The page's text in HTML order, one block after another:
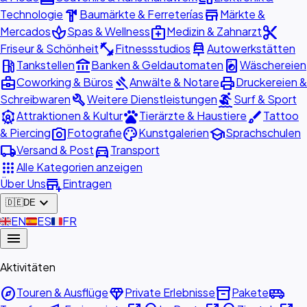
Technologie hardware Baumärkte & FerreteríasstoreMärkte &
MercadosspaSpas & Wellnessmedical_servicesMedizin & Zahnarztcontent_cut
Friseur & Schönheitfitness_centerFitnessstudios car_repairAutowerkstätten
local_gas_stationTankstellenaccount_balanceBanken & Geldautomaten local_laundry_serviceWäschereien
business_centerCoworking & Büros gavelAnwälte & NotareprintDruckereien &
SchreibwarenbuildWeitere DienstleistungensurfingSurf & Sport
attractionsAttraktionen & KulturpetsTierärzte & HaustierebrushTattoo
& Piercingphoto_cameraFotografiepaletteKunstgalerienschoolSprachschulen
local_shippingVersand & Postdirections_carTransport
appsAlle Kategorien anzeigen
Über Unsadd_businessEintragen
🇩🇪DE expand_more
🇬🇧EN🇪🇸ES🇫🇷FR
menu
Aktivitäten
exploreTouren & AusflügediamondPrivate Erlebnisseinventory_2Paketeairport_shuttle